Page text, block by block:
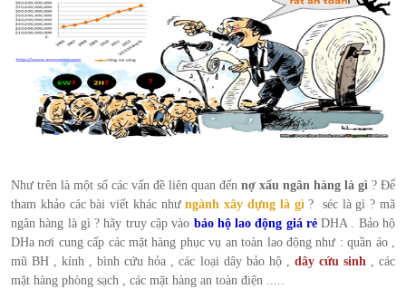
Như trên là một số các vấn đề liên quan đến nợ xấu ngân hàng là gì ? Để
tham khảo các bài viết khác nhưngành xây dựng là gì ? séc là gì ? mã
ngân hàng là gì ? hãy truy cập vào bảo hộ lao động giá rẻDHA . Bảo hộ
DHa nơi cung cấp các mặt hàng phục vụ an toàn lao động như : quần áo ,
mũ BH , kính , bình cứu hỏa , các loại dây bảo hộ , dây cứu sinh, các
mặt hàng phòng sạch , các mặt hàng an toàn điện .....